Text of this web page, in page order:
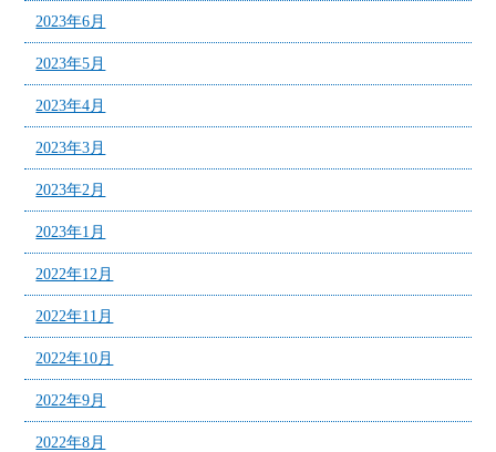
2023年6月
2023年5月
2023年4月
2023年3月
2023年2月
2023年1月
2022年12月
2022年11月
2022年10月
2022年9月
2022年8月